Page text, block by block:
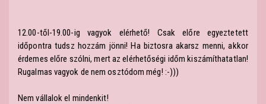
12.00-től-19.00-ig vagyok elérhető! Csak előre egyeztetett
időpontra tudsz hozzám jönni! Ha biztosra akarsz menni, akkor
érdemes előre szólni, mert az elérhetőségi időm kiszámíthatatlan!
Rugalmas vagyok de nem osztódom még! :-)))
Nem vállalok el mindenkit!